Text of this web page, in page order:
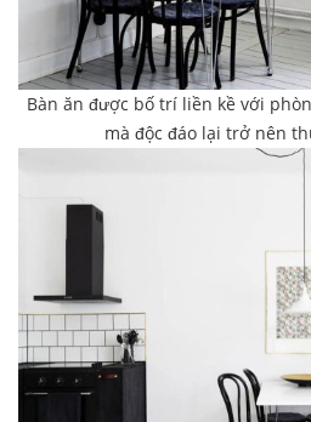
Bàn ăn được bố trí liền kề với
mà độc đáo lại trở nên